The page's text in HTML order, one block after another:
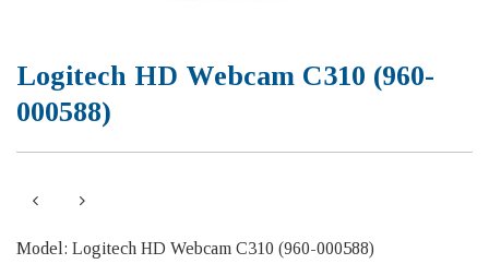
Logitech HD Webcam C310 (960-
000588)
Model: Logitech HD Webcam C310 (960-000588)